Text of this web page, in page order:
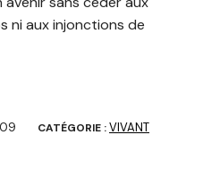
ni aux injonctions de
CATÉGORIE :VIVANT